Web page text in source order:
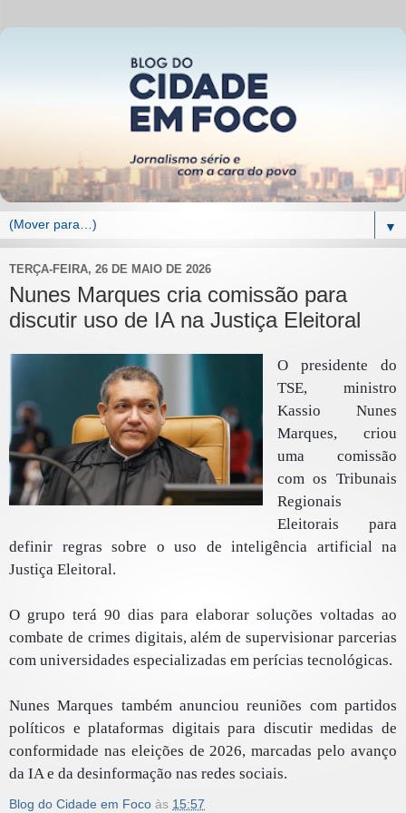
▼
TERÇA-FEIRA, 26 DE MAIO DE 2026
Nunes Marques cria comissão para
discutir uso de IA na Justiça Eleitoral
O presidente do
TSE, ministro
Kassio Nunes
Marques, criou
uma comissão
com os Tribunais
Regionais
Eleitorais para
definir regras sobre o uso de inteligência artificial na
Justiça Eleitoral.
O grupo terá 90 dias para elaborar soluções voltadas ao
combate de crimes digitais, além de supervisionar parcerias
com universidades especializadas em perícias tecnológicas.
Nunes Marques também anunciou reuniões com partidos
políticos e plataformas digitais para discutir medidas de
conformidade nas eleições de 2026, marcadas pelo avanço
da IA e da desinformação nas redes sociais.
Blog do Cidade em Foco às 15:57